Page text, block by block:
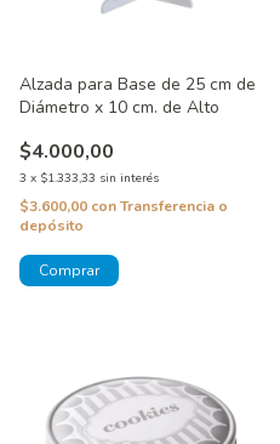
Alzada para Base de 25 cm de
Diámetro x 10 cm. de Alto
$4.000,00
3 x $1.333,33 sin interés
$3.600,00 conTransferencia o
depósito